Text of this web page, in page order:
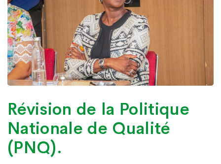
Révision de la Politique
Nationale de Qualité
(PNQ).